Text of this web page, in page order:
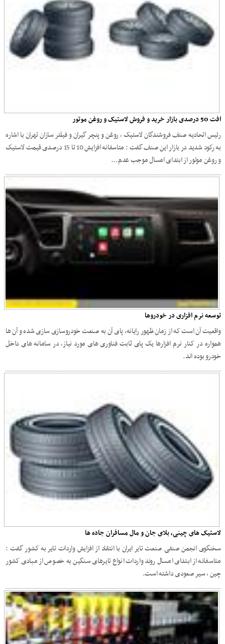
افت 50 درصدی بازار خرید و فروش لاستیک و روغن موتور
رئیس اتحادیه صنف فروشندگان لاستیک ، روغن و پنچر گیران و فیلتر سازان تهران با اشاره
به رکود شدید در بازار این صنف گفت : متاسفانه افزایش 10 تا 15 درصدی قیمت لاستیک
و روغن موتور از ابتدای امسال موجب عدم...
توسعه نرم افزاری در خودروها
واقعیت آن است که از زمان ظهور رایانه، پای آن به صنعت خودروسازی سازی شده و آن ها
همواره در کنار نرم افزارها یک پای ثابت فناوری های مورد نیاز، در سامانه های داخل
خودرو بوده اند.
لاستیک های چینی، بلای جان و مال مسافران جاده ها
سخنگوی انجمن صنفی صنعت تایر ایران با انتقاد از افزایش واردات تایر به کشور گفت :
متاسفانه از ابتدای امسال روند واردات انواع تایرهای سنگین به خصوص از مبادی کشور
چین ، سیر صعودی داشته است.